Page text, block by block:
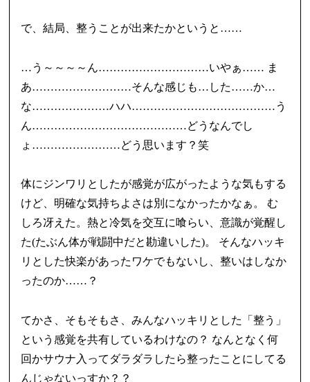
で、結局、整うことが出来たかというと……
…う～～～～ん…………………………いやぁ…… ま
あ………………………そんな感じも…した……か…
な…………………ハハ…………………………………う
ん……………………………………どうなんでし
ょ……………………どう思います？笑
体にジンワリとしたが感覚が広がったような気もする
けど、明確な気持ちよさは別になかったかなぁ。 む
しろ冴えた。熱と冷気を交互に喰らい、意識が覚醒し
た(たぶん体が戦闘中だと勘違いした)。 そんなハッキ
リとした快楽があったワケでもないし、整いはしなか
ったのか……？
てかさ、そもそもさ、みんなハッキリとした「整う」
という感覚を共有しているわけなの？ なんとなく何
回かサウナ入ってダラダラしたら整ったことにしてる
んじゃないっすか？？